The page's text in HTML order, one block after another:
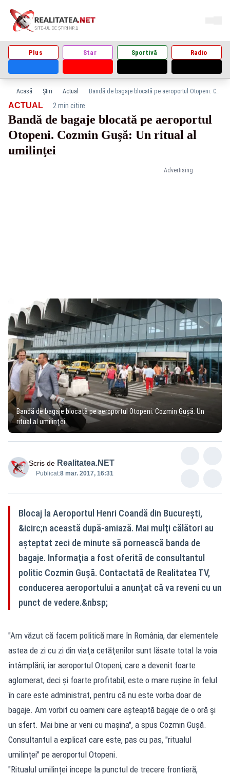
Plus Star Sportivă Radio
Acasă Știri Actual Bandă de bagaje blocată pe aeroportul Otopeni. Cozmin Guşă: Un ritual al umilinţei
Advertising
ACTUAL· 2 min citire
Bandă de bagaje blocată pe aeroportul
Otopeni. Cozmin Guşă: Un ritual al
umilinţei
Bandă de bagaje blocată pe aeroportul Otopeni. Cozmin Guşă: Un
ritual al umilinţei
Scris de Realitatea.NET
Publicat:8 mar. 2017, 16:31
Blocaj la Aeroportul Henri Coandă din Bucureşti,
&icirc;n această după-amiază. Mai mulţi călători au
așteptat zeci de minute să pornească banda de
bagaje. Informaţia a fost oferită de consultantul
politic Cozmin Guşă. Contactată de Realitatea TV,
conducerea aeroportului a anunțat că va reveni cu un
punct de vedere.&nbsp;
"Am văzut că facem politică mare în România, dar elementele
astea de zi cu zi din viaţa cetăţenilor sunt lăsate total la voia
întâmplării, iar aeroportul Otopeni, care a devenit foarte
aglomerat, deci și foarte profitabil, este o mare ruşine în felul
în care este administrat, pentru că nu este vorba doar de
bagaje. Am vorbit cu oameni care aşteaptă bagaje de o oră şi
un sfert. Mai bine ar veni cu mașina", a spus Cozmin Guşă.
Consultantul a explicat care este, pas cu pas, "ritualul
umilinței" pe aeroportul Otopeni.
"Ritualul umilinței începe la punctul de trecere frontieră,